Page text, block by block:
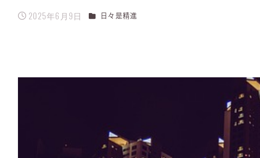
投稿日
2025年6月9日 カテゴリー
日々是精進